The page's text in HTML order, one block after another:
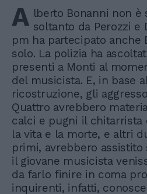
A lberto Bonanni non è
soltanto da Perozzi e
pm ha partecipato anche
solo. La polizia ha
presenti a Monti al
del musicista. E, in base
ricostruzione, gli
Quattro avrebbero
calci e pugni il chitarrista
la vita e la morte, e altri
primi, avrebbero
il giovane musicista
da farlo finire in coma
inquirenti, infatti,